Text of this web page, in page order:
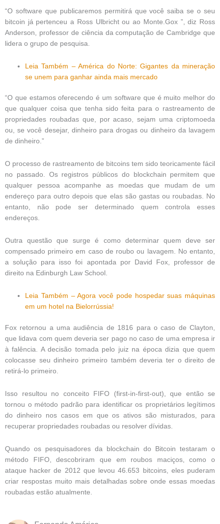
“O software que publicaremos permitirá que você saiba se o seu
bitcoin já pertenceu a Ross Ulbricht ou ao Monte.Gox ”, diz Ross
Anderson, professor de ciência da computação de Cambridge que
lidera o grupo de pesquisa.
Leia Também – América do Norte: Gigantes da mineração
se unem para ganhar ainda mais mercado
“O que estamos oferecendo é um software que é muito melhor do
que qualquer coisa que tenha sido feita para o rastreamento de
propriedades roubadas que, por acaso, sejam uma criptomoeda
ou, se você desejar, dinheiro para drogas ou dinheiro da lavagem
de dinheiro.”
O processo de rastreamento de bitcoins tem sido teoricamente fácil
no passado. Os registros públicos do blockchain permitem que
qualquer pessoa acompanhe as moedas que mudam de um
endereço para outro depois que elas são gastas ou roubadas. No
entanto, não pode ser determinado quem controla esses
endereços.
Outra questão que surge é como determinar quem deve ser
compensado primeiro em caso de roubo ou lavagem. No entanto,
a solução para isso foi apontada por David Fox, professor de
direito na Edinburgh Law School.
Leia Também – Agora você pode hospedar suas máquinas
em um hotel na Bielorrússia!
Fox retornou a uma audiência de 1816 para o caso de Clayton,
que lidava com quem deveria ser pago no caso de uma empresa ir
à falência. A decisão tomada pelo juiz na época dizia que quem
colocasse seu dinheiro primeiro também deveria ter o direito de
retirá-lo primeiro.
Isso resultou no conceito FIFO (first-in-first-out), que então se
tornou o método padrão para identificar os proprietários legítimos
do dinheiro nos casos em que os ativos são misturados, para
recuperar propriedades roubadas ou resolver dívidas.
Quando os pesquisadores da blockchain do Bitcoin testaram o
método FIFO, descobriram que em roubos maciços, como o
ataque hacker de 2012 que levou 46.653 bitcoins, eles puderam
criar respostas muito mais detalhadas sobre onde essas moedas
roubadas estão atualmente.